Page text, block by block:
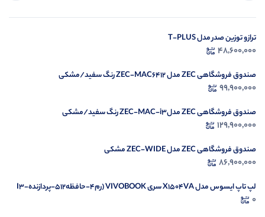
ترازو توزین صدر مدل T-PLUS
48,600,000
صندوق فروشگاهی ZEC مدل ZEC-MAC6412 رنگ سفید/مشکی
99,900,000
صندوق فروشگاهی ZEC مدلZEC-MAC-i3 رنگ سفید/مشکی
129,900,000
صندوق فروشگاهی ZEC مدل ZEC-WIDE مشکی
86,900,000
لپ تاپ ایسوس مدل X1504VA سری VIVOBOOK (رم4-حافظه512-پردازندهI3-
1335U)
0
در حال بارگیری ...
مشاهده محصولات